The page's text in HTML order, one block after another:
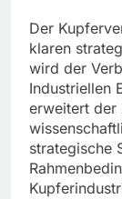
Der
klaren
wird der
Industriellen
erweitert der
strategische